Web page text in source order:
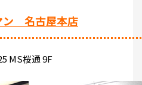
ン 名古屋本店
MS桜通 9F